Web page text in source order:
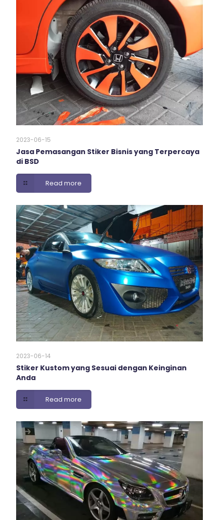
2023-06-15
Jasa Pemasangan Stiker Bisnis yang Terpercaya
di BSD
Read more
2023-06-14
Stiker Kustom yang Sesuai dengan Keinginan
Anda
Read more